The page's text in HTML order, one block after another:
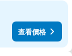
查看價格